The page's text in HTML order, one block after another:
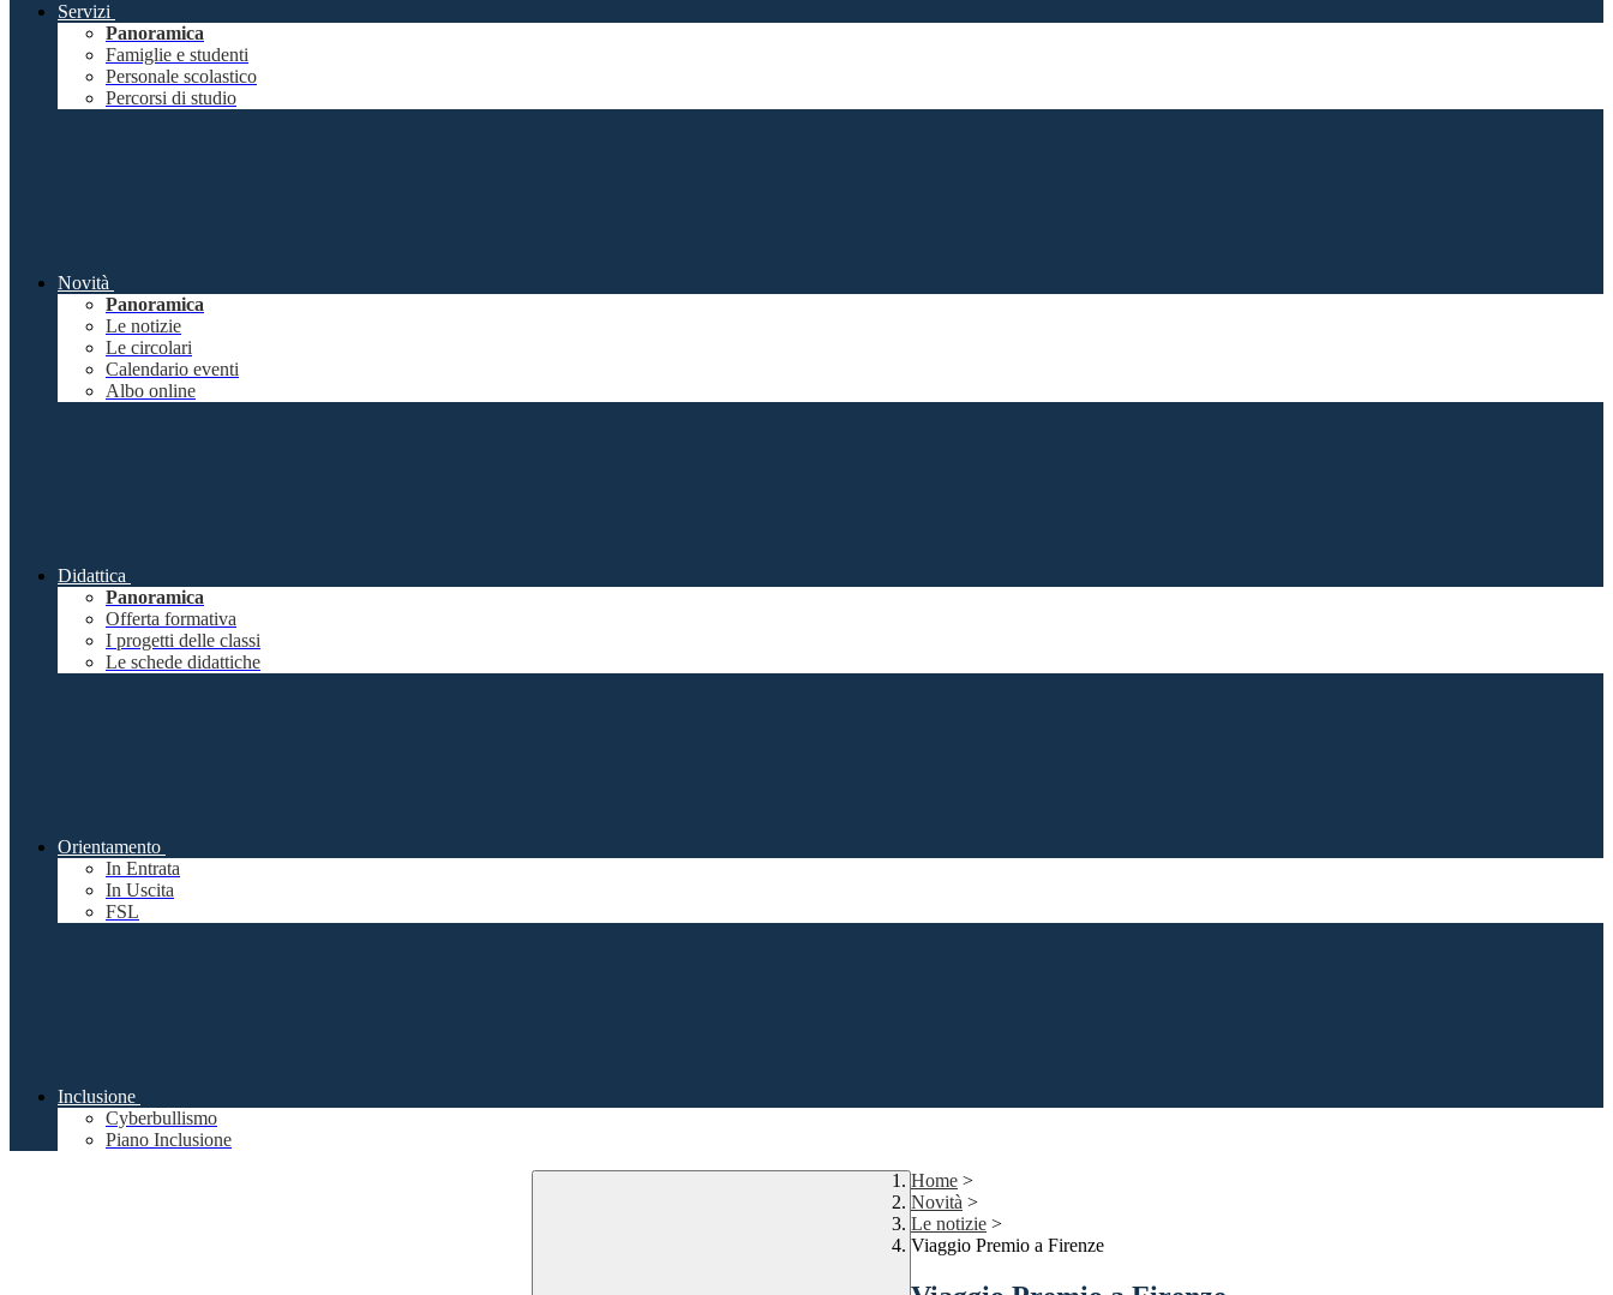
Servizi
Panoramica
Famiglie e studenti
Personale scolastico
Percorsi di studio
Novità
Panoramica
Le notizie
Le circolari
Calendario eventi
Albo online
Didattica
Panoramica
Offerta formativa
I progetti delle classi
Le schede didattiche
Orientamento
In Entrata
In Uscita
FSL
Inclusione
Cyberbullismo
Piano Inclusione
Home >
Novità >
Le notizie >
Viaggio Premio a Firenze